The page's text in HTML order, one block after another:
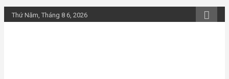
Skip
to
Thứ Năm, Tháng 8 6, 2026